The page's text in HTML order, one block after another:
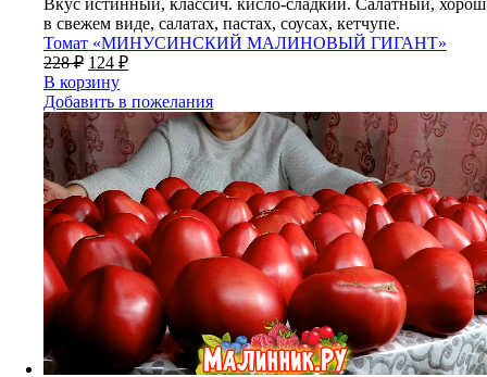
в свежем виде, салатах, пастах, соусах, кетчупе.
Томат «МИНУСИНСКИЙ МАЛИНОВЫЙ ГИГАНТ»
228₽ 124 ₽
В корзину
Добавить в пожелания